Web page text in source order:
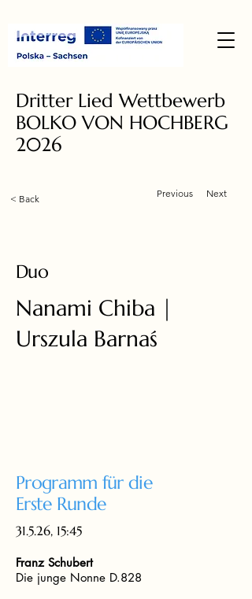
Dritter Lied Wettbewerb
BOLKO VON HOCHBERG
2026
< Back Previous Next
Duo
Nanami Chiba |
Urszula Barnaś
Programm für die
Erste Runde
Franz Schubert
Die junge Nonne D.828
31.5.26, 15:45